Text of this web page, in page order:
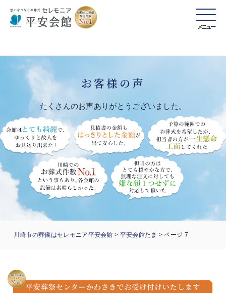
メニュー
お客様の声
たくさんのお声ありがとうございました。
川崎市の葬儀はセレモニア平安会館 > 平安会館たま >ページ 7